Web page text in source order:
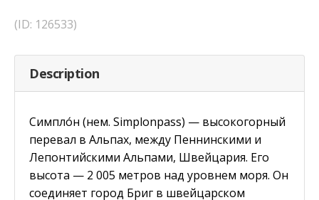
(ID: 126533)
Description
Cимпло́н (нем. Simplonpass) — высокогорный
перевал в Альпах, между Пеннинскими и
Лепонтийскими Альпами, Швейцария. Его
высота — 2 005 метров над уровнем моря. Он
соединяет город Бриг в швейцарском